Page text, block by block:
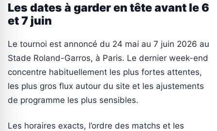
Les dates à garder en tête avant le 6
et 7 juin
Le tournoi est annoncé du 24 mai au 7 juin 2026 au
Stade Roland-Garros, à Paris. Le dernier week-end
concentre habituellement les plus fortes attentes,
les plus gros flux autour du site et les ajustements
de programme les plus sensibles.
Les horaires exacts, l’ordre des matchs et les